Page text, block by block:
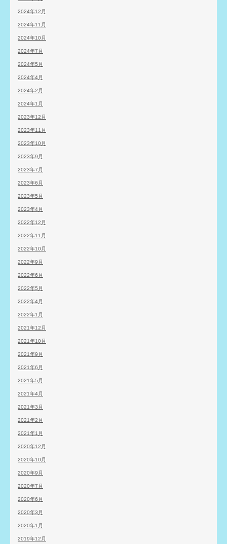
2024年12月
2024年11月
2024年10月
2024年7月
2024年5月
2024年4月
2024年2月
2024年1月
2023年12月
2023年11月
2023年10月
2023年9月
2023年7月
2023年6月
2023年5月
2023年4月
2022年12月
2022年11月
2022年10月
2022年9月
2022年6月
2022年5月
2022年4月
2022年1月
2021年12月
2021年10月
2021年9月
2021年6月
2021年5月
2021年4月
2021年3月
2021年2月
2021年1月
2020年12月
2020年10月
2020年9月
2020年7月
2020年6月
2020年3月
2020年1月
2019年12月